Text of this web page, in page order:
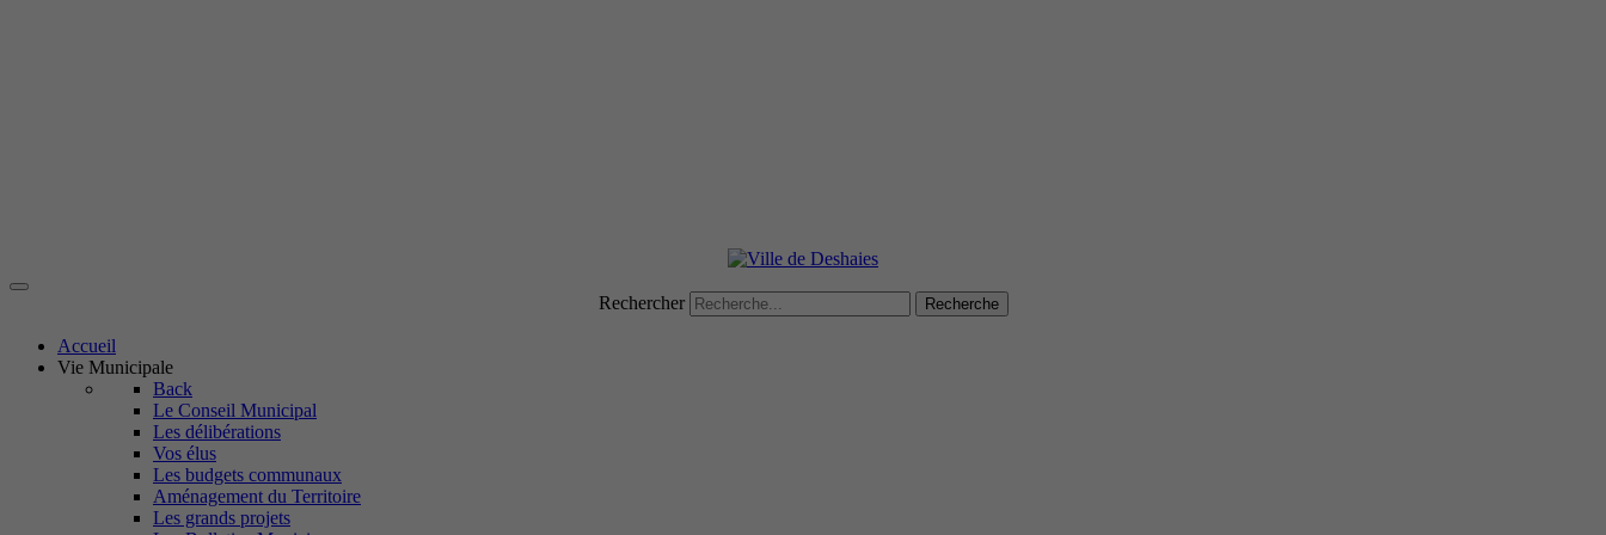
Rechercher Recherche
Accueil
Vie Municipale
Back
Le Conseil Municipal
Les délibérations
Vos élus
Les budgets communaux
Aménagement du Territoire
Les grands projets